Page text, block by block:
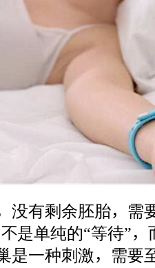
没有剩余胚胎，需
是单纯的“等待”
是一种刺激，需要